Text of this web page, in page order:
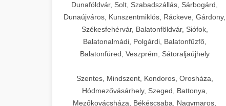
Dunaföldvár, Solt, Szabadszállás, Sárbogárd,
Dunaújváros, Kunszentmiklós, Ráckeve, Gárdony,
Székesfehérvár, Balatonföldvár, Siófok,
Balatonalmádi, Polgárdi, Balatonfűzfő,
Balatonfüred, Veszprém, Sátoraljaújhely
Szentes, Mindszent, Kondoros, Orosháza,
Hódmezővásárhely, Szeged, Battonya,
Mezőkovácsháza, Békéscsaba, Nagymaros,